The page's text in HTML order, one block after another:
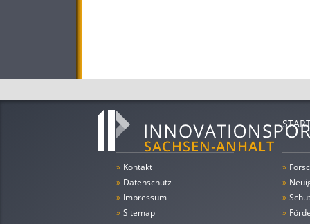
» Kontakt
» Datenschutz
» Impressum
» Sitemap
»
»
»
»